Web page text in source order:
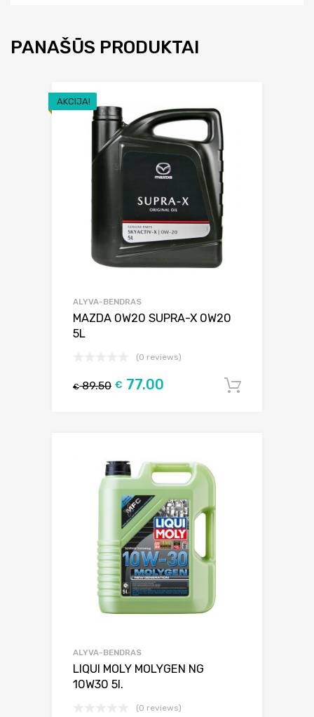
PANAŠŪS PRODUKTAI
AKCIJA!
ALYVA-BENDRAS
MAZDA 0W20 SUPRA-X 0W20
5L
(0 reviews)
€89.50 € 77.00
ALYVA-BENDRAS
LIQUI MOLY MOLYGEN NG
10W30 5l.
(0 reviews)